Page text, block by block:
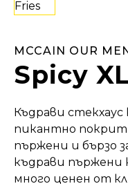
MCCAIN OUR
Spicy
Къдрави
пикантно
пържени и бързо
къдрави пържени
много ценен от